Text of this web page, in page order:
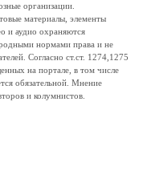
организации.
материалы, элементы
и аудио охраняются
нормами права и не
Согласно ст.ст. 1274,1275
на портале, в том числе
обязательной. Мнение
и колумнистов.